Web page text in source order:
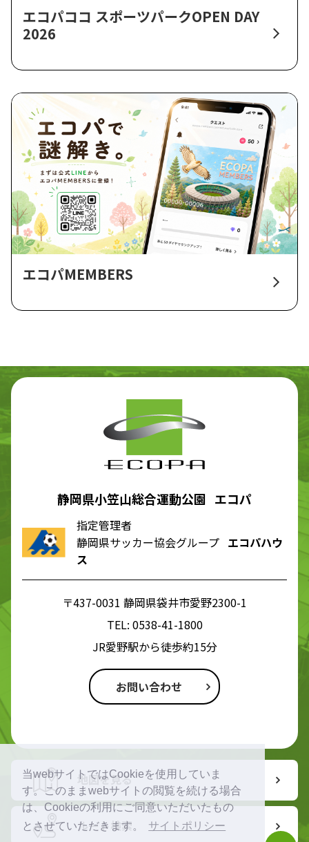
当webサイトではCookieを使用していま
す。このままwebサイトの閲覧を続ける場合
は、Cookieの利用にご同意いただいたもの
とさせていただきます。
サイトポリシー
エコパココ スポーツパークOPEN DAY
2026
エコパMEMBERS
静岡県小笠山総合運動公園 エコパ
指定管理者
静岡県サッカー協会グループ エコパハウ
ス
〒437-0031 静岡県袋井市愛野2300-1
TEL: 0538-41-1800
JR愛野駅から徒歩約15分
お問い合わせ
地図を見る
ルート検索